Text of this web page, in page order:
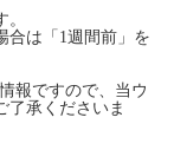
合は「1週間前」を
報ですので、当ウ
了承くださいま